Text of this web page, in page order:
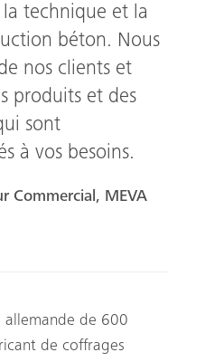
technique et la
béton. Nous
nos clients et
produits et des
sont
à vos besoins.
Commercial, MEVA
allemande de 600
de coffrages